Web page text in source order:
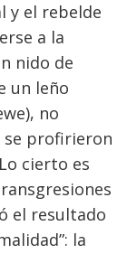
y el rebelde
a la
nido de
un leño
no
se profirieron
cierto es
el resultado
la